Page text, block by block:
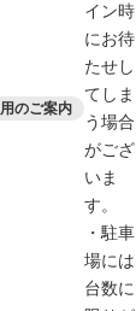
のご案内
イン時
にお待
たせし
てしま
う場合
がござ
いま
す。
・駐車
場には
台数に